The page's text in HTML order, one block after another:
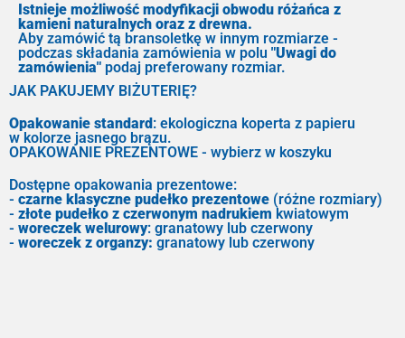
Istnieje możliwość modyfikacji obwodu różańca z
kamieni naturalnych oraz z drewna.
Aby zamówić tą bransoletkę w innym rozmiarze -
podczas składania zamówienia w polu "Uwagi do
zamówienia" podaj preferowany rozmiar.
JAK PAKUJEMY BIŻUTERIĘ?
Opakowanie standard : ekologiczna koperta z papieru
w kolorze jasnego brązu.
OPAKOWANIE PREZENTOWE - wybierz w koszyku
Dostępne opakowania prezentowe:
- czarne klasyczne pudełko prezentowe (różne rozmiary)
- złote pudełko z czerwonym nadrukiem kwiatowym
- woreczek welurowy: granatowy lub czerwony
- woreczek z organzy: granatowy lub czerwony